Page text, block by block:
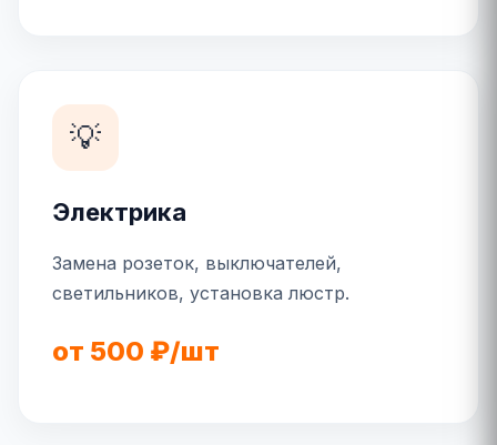
💡
Электрика
Замена розеток, выключателей,
светильников, установка люстр.
от 500 ₽/шт